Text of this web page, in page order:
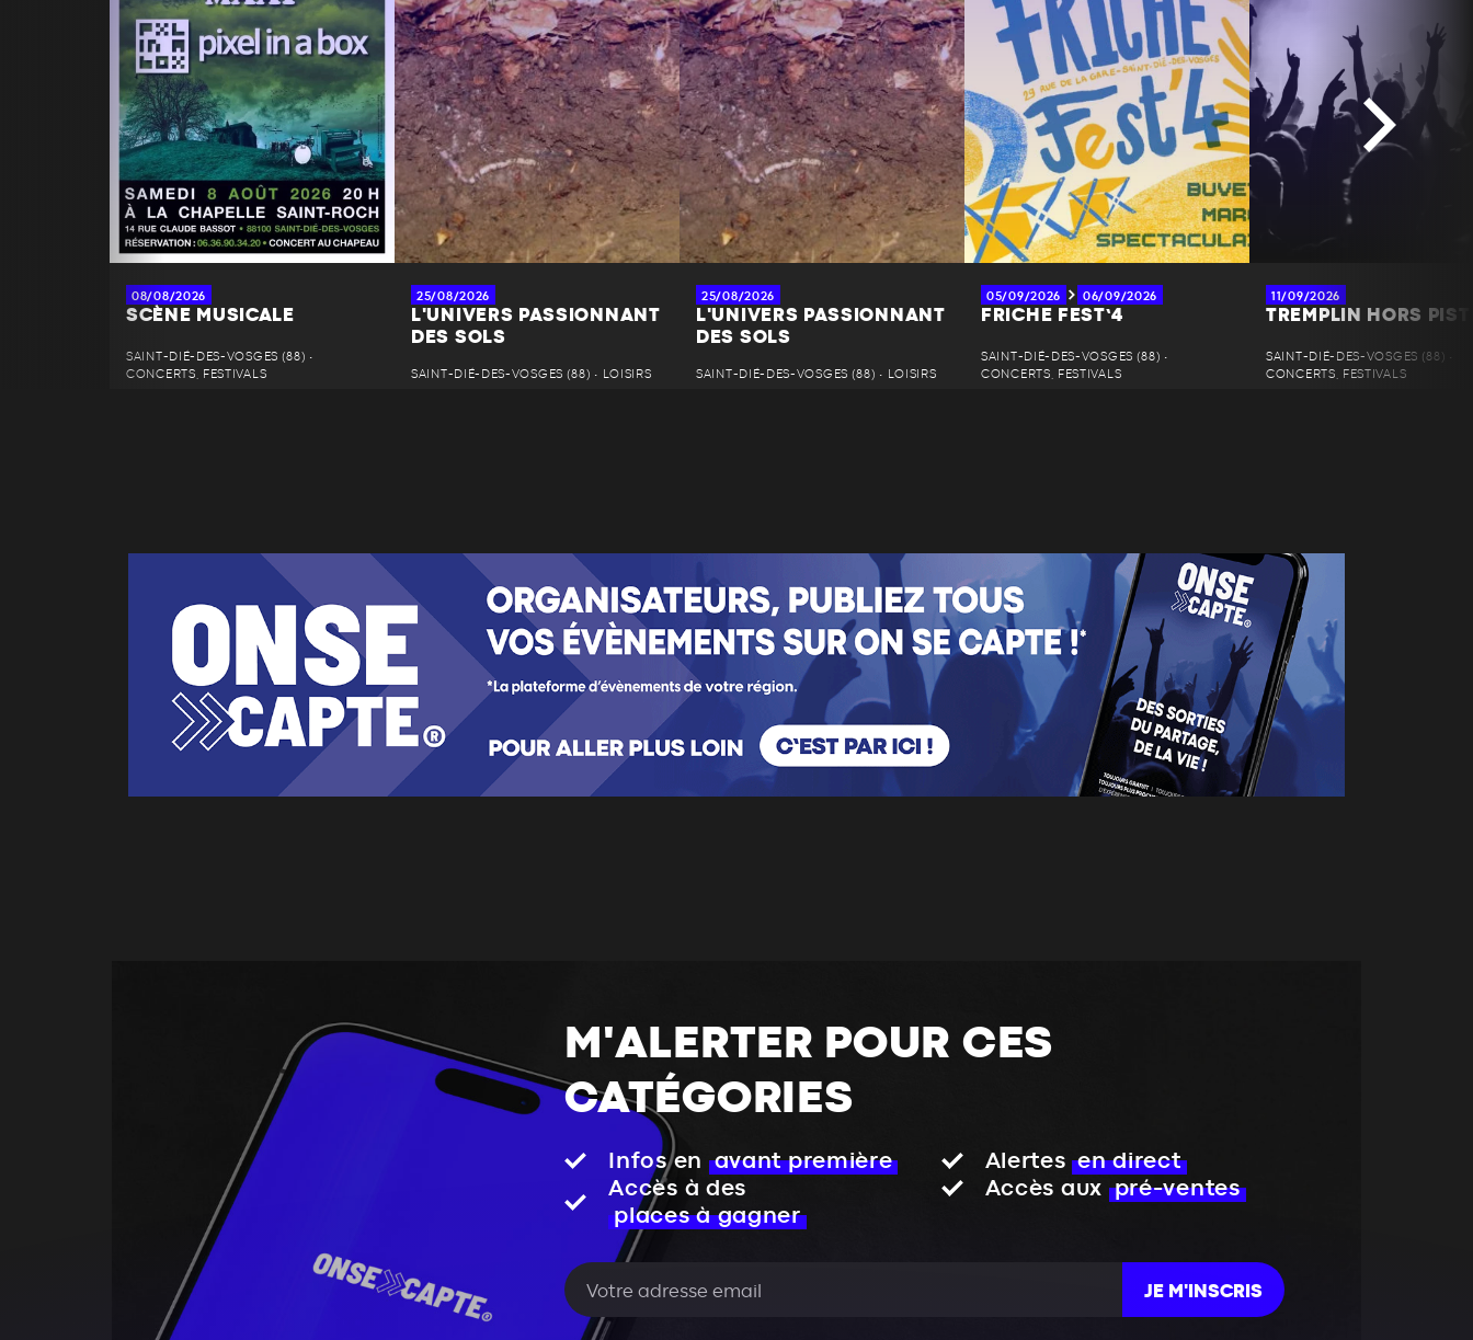
08/08/2026
SCÈNE MUSICALE
SAINT-DIÉ-DES-VOSGES (88) •
CONCERTS, FESTIVALS
25/08/2026
L'UNIVERS PASSIONNANT
DES SOLS
SAINT-DIÉ-DES-VOSGES (88) • LOISIRS
25/08/2026
L'UNIVERS PASSIONNANT
DES SOLS
SAINT-DIÉ-DES-VOSGES (88) • LOISIRS
05/09/2026 06/09/2026
FRICHE FEST’4
SAINT-DIÉ-DES-VOSGES (88) •
CONCERTS, FESTIVALS
11/09/2026
TREMPLIN HORS
SAINT-DIÉ-DES-VOSGES (88) •
CONCERTS, FESTIVALS
M'ALERTER POUR CES
CATÉGORIES
Infos en avant première Alertes en direct
Accès à des
places à gagner
Accès aux pré-ventes
JE M'INSCRIS